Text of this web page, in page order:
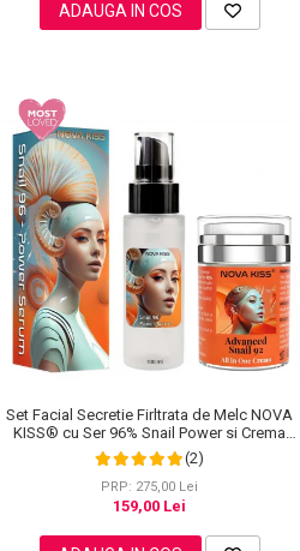
ADAUGA IN COS
Set Facial Secretie Firltrata de Melc NOVA
KISS® cu Ser 96% Snail Power si Crema
Advanced Snail 92 All in One
(2)
PRP: 275,00 Lei
159,00 Lei